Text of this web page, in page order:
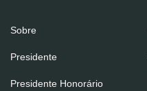
Sobre
Presidente
Presidente Honorário